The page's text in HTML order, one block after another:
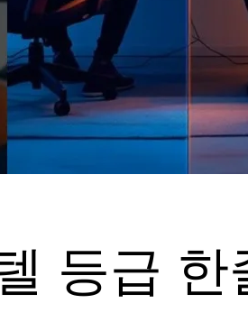
등급 한